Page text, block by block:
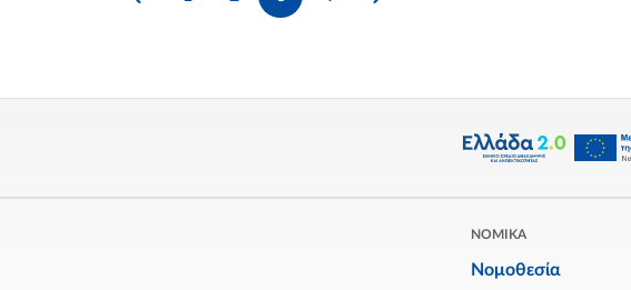
ΝΟΜΙΚΑ
Νομοθεσία